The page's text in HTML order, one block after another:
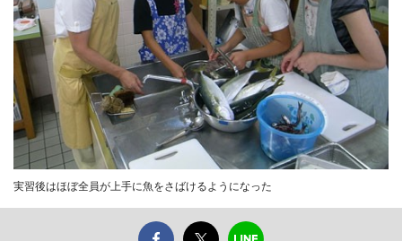
実習後はほぼ全員が上手に魚をさばけるようになった